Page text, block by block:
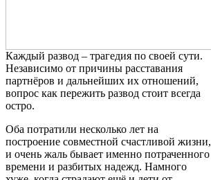
Каждый развод – трагедия по своей сути.
Независимо от причины расставания
партнёров и дальнейших их отношений,
вопрос как пережить развод стоит всегда
остро.
Оба потратили несколько лет на
построение совместной счастливой жизни,
и очень жаль бывает именно потраченного
времени и разбитых надежд. Намного